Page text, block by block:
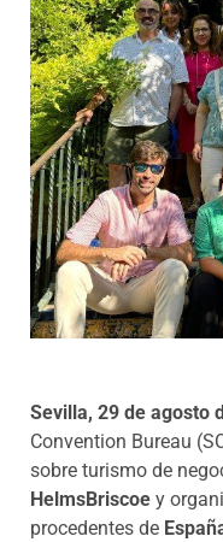
Programas
Sevilla, 29 de agosto
Convention Bureau
sobre turismo de
HelmsBriscoe y
procedentes de